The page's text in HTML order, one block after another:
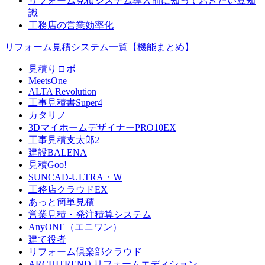
識
工務店の営業効率化
リフォーム見積システム一覧【機能まとめ】
見積りロボ
MeetsOne
ALTA Revolution
工事見積書Super4
カタリノ
3DマイホームデザイナーPRO10EX
工事見積支太郎2
建設BALENA
見積Goo!
SUNCAD-ULTRA・Ｗ
工務店クラウドEX
あっと簡単見積
営業見積・発注積算システム
AnyONE（エニワン）
建て役者
リフォーム倶楽部クラウド